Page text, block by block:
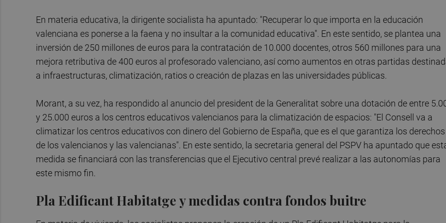
En materia educativa, la dirigente socialista ha apuntado: "Recuperar lo que importa en la educación
valenciana es ponerse a la faena y no insultar a la comunidad educativa". En este sentido, se plantea una
inversión de 250 millones de euros para la contratación de 10.000 docentes, otros 560 millones para una
mejora retributiva de 400 euros al profesorado valenciano, así como aumentos en otras partidas
a infraestructuras, climatización, ratios o creación de plazas en las universidades públicas.
Morant, a su vez, ha respondido al anuncio del president de la Generalitat sobre una dotación de entre
y 25.000 euros a los centros educativos valencianos para la climatización de espacios: "El Consell va a
climatizar los centros educativos con dinero del Gobierno de España, que es el que garantiza los derechos
de los valencianos y las valencianas". En este sentido, la secretaria general del PSPV ha apuntado que
medida se financiará con las transferencias que el Ejecutivo central prevé realizar a las autonomías para
este mismo fin.
Pla Edificant Habitatge y medidas contra fondos buitre